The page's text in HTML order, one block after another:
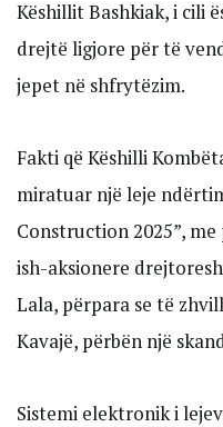
Këshillit Bashkiak, i cili
drejtë ligjore për të
jepet në shfrytëzim.
Fakti që Këshilli
miratuar një leje
Construction 2025”,
ish-aksionere
Lala, përpara se të
Kavajë, përbën një
Sistemi elektronik i